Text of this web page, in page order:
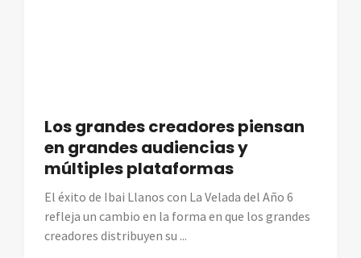
Los grandes creadores piensan
en grandes audiencias y
múltiples plataformas
El éxito de Ibai Llanos con La Velada del Año 6
refleja un cambio en la forma en que los grandes
creadores distribuyen su ...